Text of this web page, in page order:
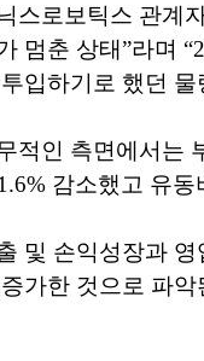
스로보틱스 관계
멈춘 상태”라며
입하기로 했던
적인 측면에서는
감소했고 유
및 손익성장과
가한 것으로 파악